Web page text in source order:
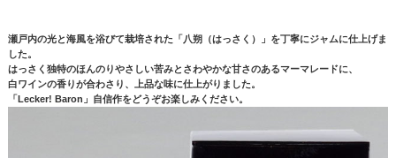
瀬戸内の光と海風を浴びて栽培された「八朔（はっさく）」を丁寧にジャムに仕上げま
した。
はっさく独特のほんのりやさしい苦みとさわやかな甘さのあるマーマレードに、
白ワインの香りが合わさり、上品な味に仕上がりました。
「Lecker! Baron」自信作をどうぞお楽しみください。